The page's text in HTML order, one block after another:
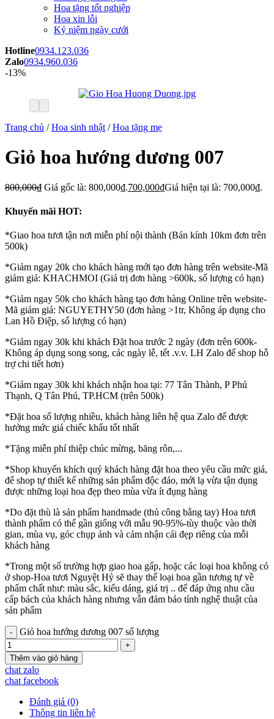
Hoa tặng tốt nghiệp
Hoa xin lỗi
Kỷ niệm ngày cưới
Hotline0934.123.036
Zalo0934.960.036
-13%
Trang chủ / Hoa sinh nhật / Hoa tặng mẹ
Giỏ hoa hướng dương 007
800,000₫ Giá gốc là: 800,000₫.700,000₫Giá hiện tại là: 700,000₫.
Khuyến mãi HOT:
*Giao hoa tươi tận nơi miễn phí nội thành (Bán kính 10km đơn trên
500k)
*Giảm ngay 20k cho khách hàng mới tạo đơn hàng trên website-Mã
giảm giá: KHACHMOI (Giá trị đơn hàng >600k, số lượng có hạn)
*Giảm ngay 50k cho khách hàng tạo đơn hàng Online trên website-
Mã giảm giá: NGUYETHY50 (đơn hàng >1tr, Không áp dụng cho
Lan Hồ Điệp, số lượng có hạn)
*Giảm ngay 30k khi khách Đặt hoa trước 2 ngày (đơn trên 600k-
Không áp dụng song song, các ngày lễ, tết .v.v. LH Zalo để shop hỗ
trợ chi tiết hơn)
*Giảm ngay 30k khi khách nhận hoa tại: 77 Tân Thành, P Phú
Thạnh, Q Tân Phú, TP.HCM (trên 500k)
*Đặt hoa số lượng nhiều, khách hàng liên hệ qua Zalo để được
hưởng mức giá chiếc khấu tốt nhất
*Tặng miễn phí thiệp chúc mừng, băng rôn,...
*Shop khuyến khích quý khách hàng đặt hoa theo yêu cầu mức giá,
để shop tự thiết kế những sản phẩm độc đáo, mới lạ vừa tận dụng
được những loại hoa đẹp theo mùa vừa ít đụng hàng
*Do đặt thù là sản phẩm handmade (thủ công bằng tay) Hoa tươi
thành phẩm có thể gần giống với mẫu 90-95%-tùy thuộc vào thời
gian, mùa vụ, góc chụp ảnh và cảm nhận cái đẹp riêng của mỗi
khách hàng
*Trong một số trường hợp giao hoa gấp, hoặc các loại hoa không có
ở shop-Hoa tươi Nguyệt Hỷ sẽ thay thế loại hoa gần tương tự về
phẩm chất như: màu sắc, kiểu dáng, giá trị .. để đáp ứng nhu cầu
cấp bách của khách hàng nhưng vẫn đảm bảo tính nghệ thuật của
sản phẩm
Giỏ hoa hướng dương 007 số lượng
Thêm vào giỏ hàng
chat zalo
chat facebook
Đánh giá (0)
Thông tin liên hệ